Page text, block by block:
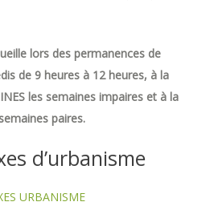
lors des permanences de
de 9 heures à 12 heures, à la
les semaines impaires et à la
paires.
d’urbanisme
URBANISME